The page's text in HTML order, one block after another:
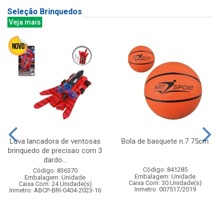
Seleção Brinquedos
Veja mais
Luva lancadora de ventosas
brinquedo de precisao com 3
dardo...
Código: 836370
Embalagem: Unidade
Caixa Com: 24 Unidade(s)
Inmetro: ABCP-BRI-0404-2023-16
Bola de basquete n.7 75cm
Código: 841285
Embalagem: Unidade
Caixa Com: 30 Unidade(s)
Inmetro: 007517/2019